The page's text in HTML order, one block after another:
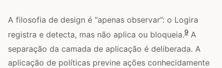
A filosofia de design é “apenas observar”: o Logira
registra e detecta, mas não aplica ou bloqueia.9 A
separação da camada de aplicação é deliberada. A
aplicação de políticas previne ações conhecidamente